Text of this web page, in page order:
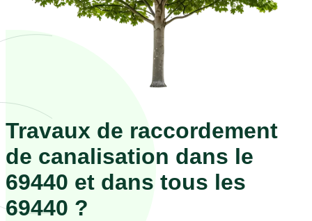
Travaux de raccordement
de canalisation dans le
69440 et dans tous les
69440 ?